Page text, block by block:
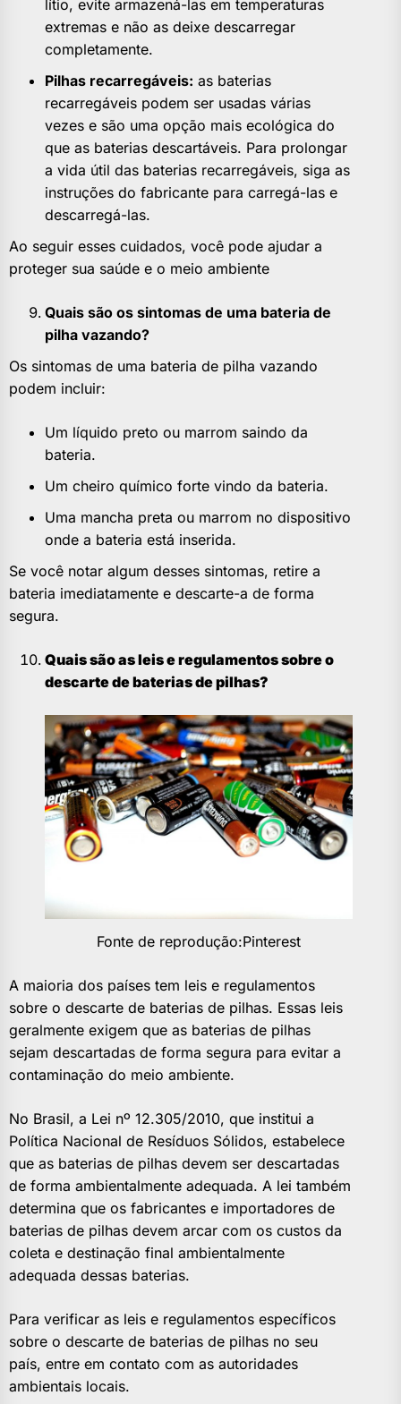
lítio, evite armazená-las em temperaturas
extremas e não as deixe descarregar
completamente.
Pilhas recarregáveis: as baterias
recarregáveis ​​podem ser usadas várias
vezes e são uma opção mais ecológica do
que as baterias descartáveis. Para prolongar
a vida útil das baterias recarregáveis, siga as
instruções do fabricante para carregá-las e
descarregá-las.
Ao seguir esses cuidados, você pode ajudar a
proteger sua saúde e o meio ambiente
Quais são os sintomas de uma bateria de
pilha vazando?
Os sintomas de uma bateria de pilha vazando
podem incluir:
Um líquido preto ou marrom saindo da
bateria.
Um cheiro químico forte vindo da bateria.
Uma mancha preta ou marrom no dispositivo
onde a bateria está inserida.
Se você notar algum desses sintomas, retire a
bateria imediatamente e descarte-a de forma
segura.
Quais são as leis e regulamentos sobre o
descarte de baterias de pilhas?
Fonte de reprodução:Pinterest
A maioria dos países tem leis e regulamentos
sobre o descarte de baterias de pilhas. Essas leis
geralmente exigem que as baterias de pilhas
sejam descartadas de forma segura para evitar a
contaminação do meio ambiente.
No Brasil, a Lei nº 12.305/2010, que institui a
Política Nacional de Resíduos Sólidos, estabelece
que as baterias de pilhas devem ser descartadas
de forma ambientalmente adequada. A lei também
determina que os fabricantes e importadores de
baterias de pilhas devem arcar com os custos da
coleta e destinação final ambientalmente
adequada dessas baterias.
Para verificar as leis e regulamentos específicos
sobre o descarte de baterias de pilhas no seu
país, entre em contato com as autoridades
ambientais locais.